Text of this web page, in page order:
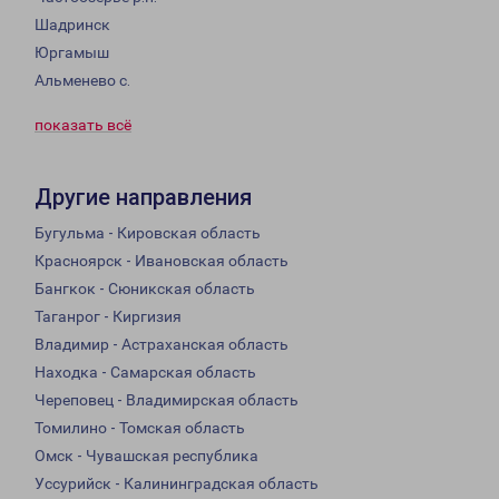
Шадринск
Юргамыш
Альменево с.
показать всё
Другие направления
Бугульма - Кировская область
Красноярск - Ивановская область
Бангкок - Сюникская область
Таганрог - Киргизия
Владимир - Астраханская область
Находка - Самарская область
Череповец - Владимирская область
Томилино - Томская область
Омск - Чувашская республика
Уссурийск - Калининградская область